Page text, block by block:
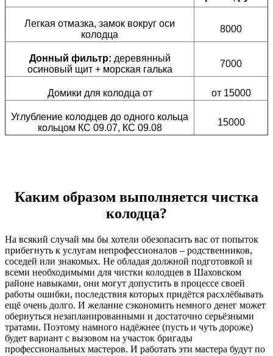
Легкая отмазка, замок вокруг оси
колодца
8000
Донный фильтр: деревянный
осиновый щит + морская галька
7000
Домики для колодца от от 15000
Углубление колодцев до одного кольца
кольцом КС 09.07, КС 09.08
15000
Каким образом выполняется чистка
колодца?
На всякий случай мы бы хотели обезопасить вас от попыток
прибегнуть к услугам непрофессионалов – родственников,
соседей или знакомых. Не обладая должной подготовкой и
всеми необходимыми для чистки колодцев в Шаховском
районе навыками, они могут допустить в процессе своей
работы ошибки, последствия которых придётся расхлёбывать
ещё очень долго. И желание сэкономить немного денег может
обернуться незапланированными и достаточно серьёзными
тратами. Поэтому намного надёжнее (пусть и чуть дороже)
будет вариант с вызовом на участок бригады
профессиональных мастеров. И работать эти мастера будут по